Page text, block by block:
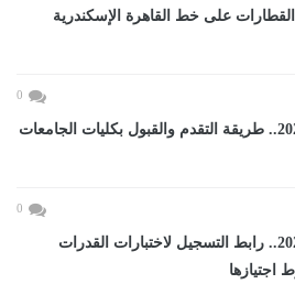
على خط القاهرة الإسكندرية
0
تنسيق الجامعات 2026.. طريقة التقدم والقبول بكليات الجامعات
0
تنسيق الجامعات 2026.. رابط التسجيل لاختبارات القدرات
اجتيازها